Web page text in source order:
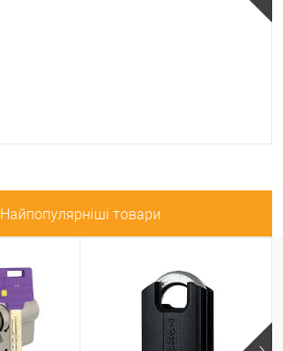
Найпопулярніші товари